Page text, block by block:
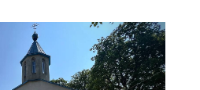
богослужіння підносилися
в Україні, за воїнів, які